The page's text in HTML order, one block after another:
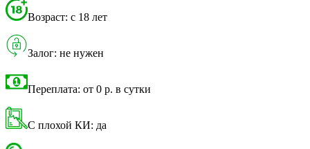
Возраст: с 18 лет
Залог: не нужен
Переплата: от 0 р. в сутки
С плохой КИ: да